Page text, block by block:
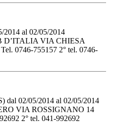
al 02/05/2014
VIA CHIESA
0746-755157 2° tel. 0746-
02/05/2014 al 02/05/2014
VIA ROSSIGNANO 14
2° tel. 041-992692